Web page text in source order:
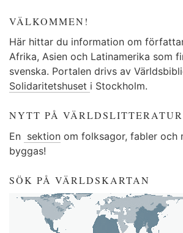
VÄLKOMMEN!
Här hittar du information om
Afrika, Asien och Latinamerika som
svenska. Portalen drivs av
Solidaritetshuset i Stockholm.
NYTT PÅ
En sektion om folksagor, fabler och
byggas!
SÖK PÅ VÄRLDSKARTAN